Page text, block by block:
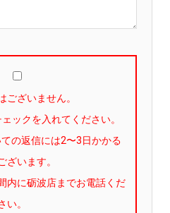
ございません。
ックを入れてください。
の返信には2〜3日かかる
ざいます。
内に砺波店までお電話くだ
い。